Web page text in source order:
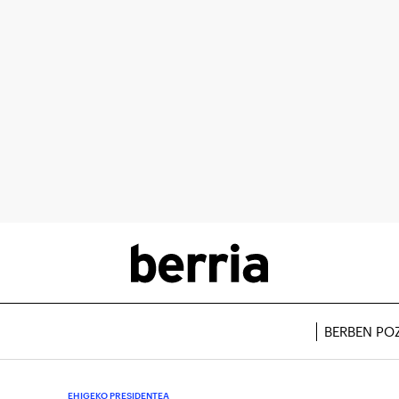
BERBEN
EHIGEKO PRESIDENTEA